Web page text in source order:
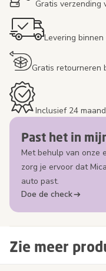
Gratis verzending
Levering
Gratis retourneren
Inclusief 24
Past het in
Met behulp van onze
zorg je ervoor dat
auto past.
Doe de check
Zie meer